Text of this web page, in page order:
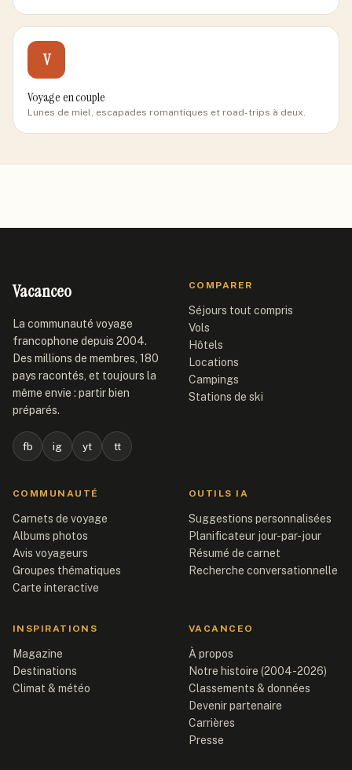
V
Voyage en couple
Lunes de miel, escapades romantiques et road-trips à deux.
Vacanceo
La communauté voyage
francophone depuis 2004.
Des millions de membres, 180
pays racontés, et toujours la
même envie : partir bien
préparés.
fb ig yt tt
COMPARER
Séjours tout compris
Vols
Hôtels
Locations
Campings
Stations de ski
COMMUNAUTÉ
Carnets de voyage
Albums photos
Avis voyageurs
Groupes thématiques
Carte interactive
OUTILS IA
Suggestions personnalisées
Planificateur jour-par-jour
Résumé de carnet
Recherche conversationnelle
INSPIRATIONS
Magazine
Destinations
Climat & météo
VACANCEO
À propos
Notre histoire (2004-2026)
Classements & données
Devenir partenaire
Carrières
Presse